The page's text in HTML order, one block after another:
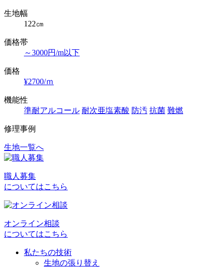
生地幅
122㎝
価格帯
～3000円/m以下
価格
¥2700/ｍ
機能性
準耐アルコール 耐次亜塩素酸 防汚 抗菌 難燃
修理事例
投
ナ
ビ
ー
生地一覧へ
職人募集
についてはこちら
オンライン相談
についてはこちら
私たちの技術
生地の張り替え